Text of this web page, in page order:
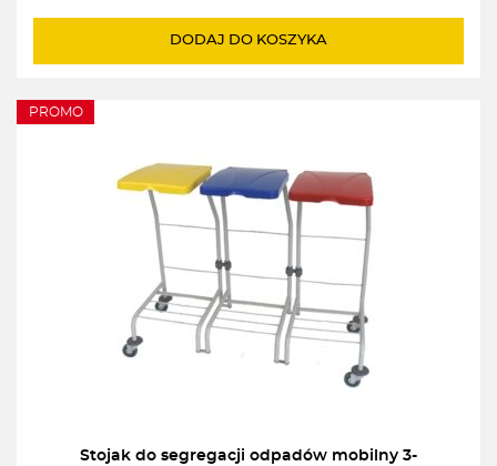
wynosiła:
wynosi:
DODAJ DO KOSZYKA
PROMO
Stojak do segregacji odpadów mobilny 3-